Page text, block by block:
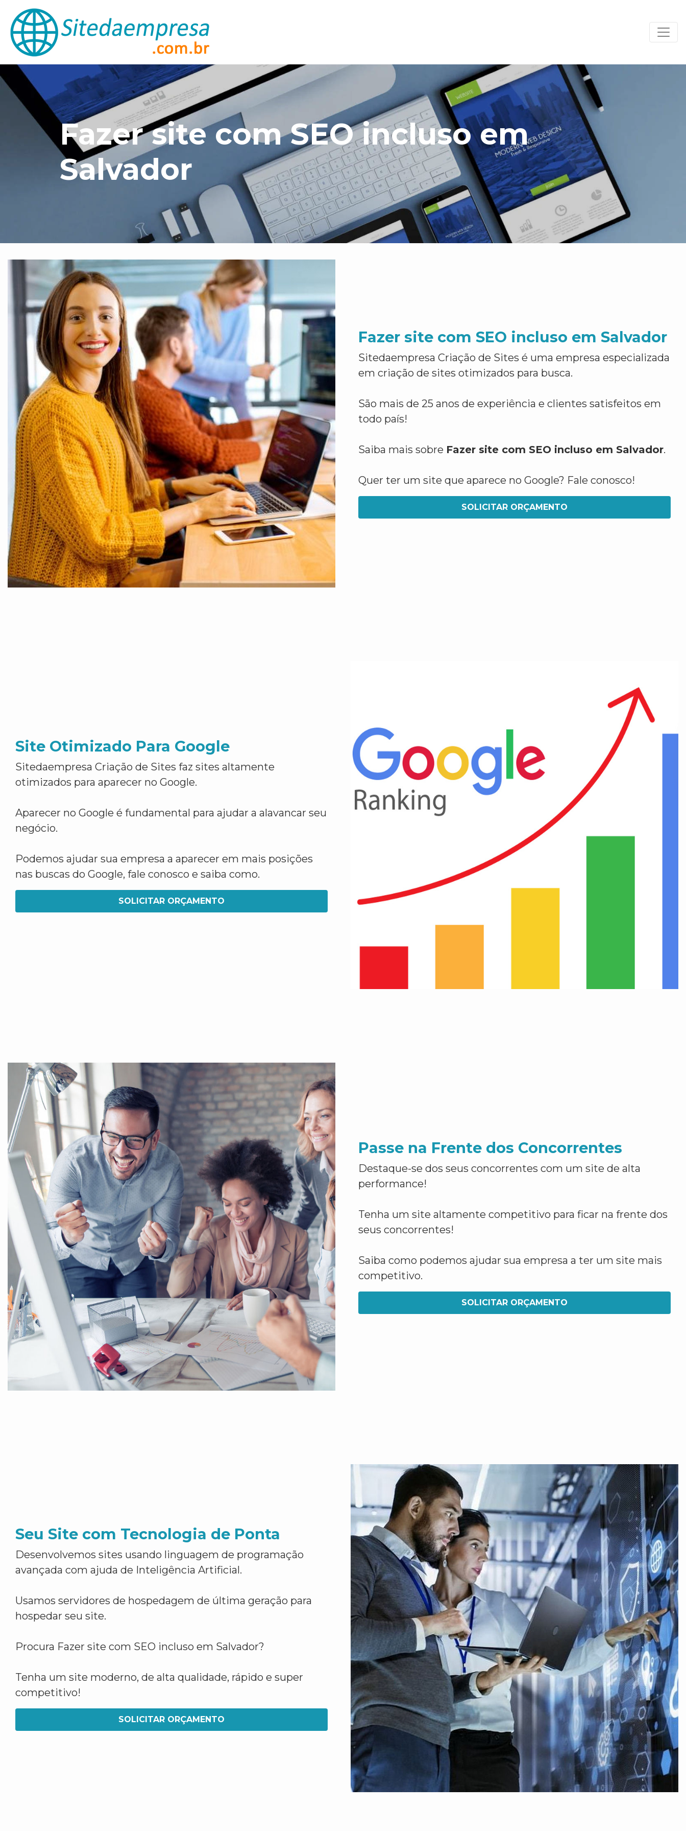
Fazer site com SEO incluso em
Salvador
Fazer site com SEO incluso em Salvador
Sitedaempresa Criação de Sites é uma empresa especializada
em criação de sites otimizados para busca.
São mais de 25 anos de experiência e clientes satisfeitos em
todo país!
Saiba mais sobre Fazer site com SEO incluso em Salvador.
Quer ter um site que aparece no Google? Fale conosco!
SOLICITAR ORÇAMENTO
Site Otimizado Para Google
Sitedaempresa Criação de Sites faz sites altamente
otimizados para aparecer no Google.
Aparecer no Google é fundamental para ajudar a alavancar seu
negócio.
Podemos ajudar sua empresa a aparecer em mais posições
nas buscas do Google, fale conosco e saiba como.
SOLICITAR ORÇAMENTO
Passe na Frente dos Concorrentes
Destaque-se dos seus concorrentes com um site de alta
performance!
Tenha um site altamente competitivo para ficar na frente dos
seus concorrentes!
Saiba como podemos ajudar sua empresa a ter um site mais
competitivo.
SOLICITAR ORÇAMENTO
Seu Site com Tecnologia de Ponta
Desenvolvemos sites usando linguagem de programação
avançada com ajuda de Inteligência Artificial.
Usamos servidores de hospedagem de última geração para
hospedar seu site.
Procura Fazer site com SEO incluso em Salvador?
Tenha um site moderno, de alta qualidade, rápido e super
competitivo!
SOLICITAR ORÇAMENTO